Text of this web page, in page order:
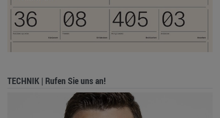
TECHNIK | Rufen Sie uns an!